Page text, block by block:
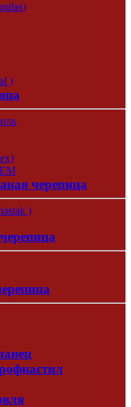
)
черепица
)